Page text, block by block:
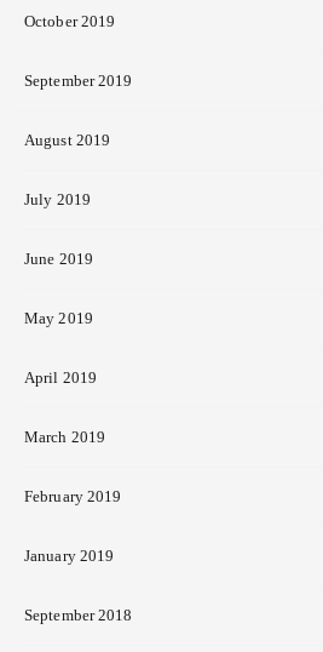
October 2019
September 2019
August 2019
July 2019
June 2019
May 2019
April 2019
March 2019
February 2019
January 2019
September 2018